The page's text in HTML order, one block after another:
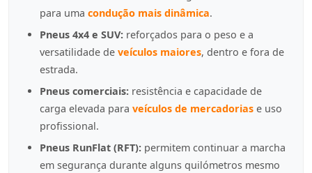
para uma condução mais dinâmica.
Pneus 4x4 e SUV: reforçados para o peso e a
versatilidade de veículos maiores, dentro e fora de
estrada.
Pneus comerciais: resistência e capacidade de
carga elevada para veículos de mercadorias e uso
profissional.
Pneus RunFlat (RFT): permitem continuar a marcha
em segurança durante alguns quilómetros mesmo